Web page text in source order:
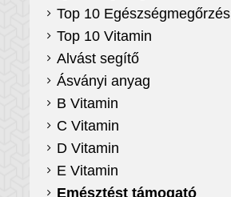
Top 10 Egészségmegőrzés
Top 10 Vitamin
Alvást segítő
Ásványi anyag
B Vitamin
C Vitamin
D Vitamin
E Vitamin
Emésztést támogató